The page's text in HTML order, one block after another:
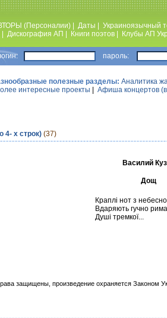
(Персоналии) Даты Украиноязычный
Дискография АП Книги поэтов Клубы АП
пароль:
полезные разделы: Аналитика
интересные проекты Афиша концертов
4- х строк) (37)
Василий
Дощ
Краплі нот з
Вдаряють гучно
Душі тремкої...
защищены, произведение охраняется Законом